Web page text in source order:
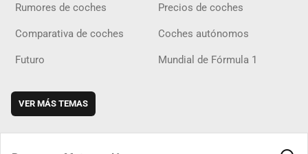
Rumores de coches Precios de coches
Comparativa de coches Coches autónomos
Futuro Mundial de Fórmula 1
VER MÁS TEMAS